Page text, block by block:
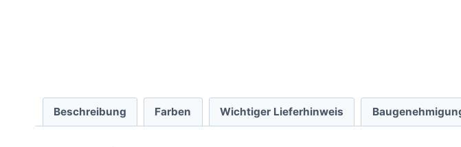
Beschreibung Farben Wichtiger Lieferhinweis